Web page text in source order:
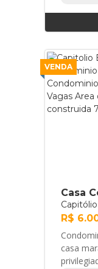
VENDA
Casa
Capitólio
R$
casa